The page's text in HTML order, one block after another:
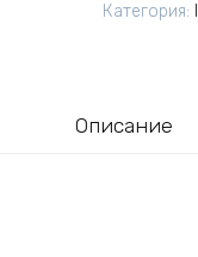
Категория:
Описание